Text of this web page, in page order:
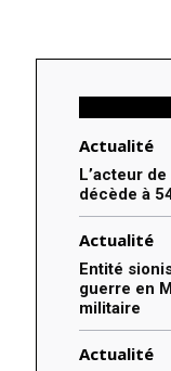
Actualité
L’acteur
décède à
Actualité
Entité
guerre en
militaire
Actualité